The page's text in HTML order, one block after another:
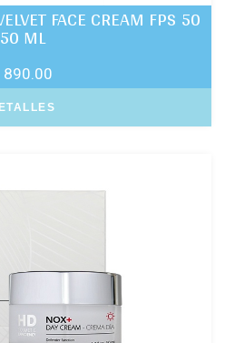
FACE CREAM FPS 50
50 ML
890.00